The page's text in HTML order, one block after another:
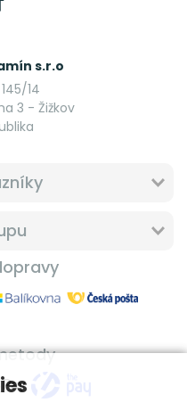
s.r.o
14
3 - Žižkov